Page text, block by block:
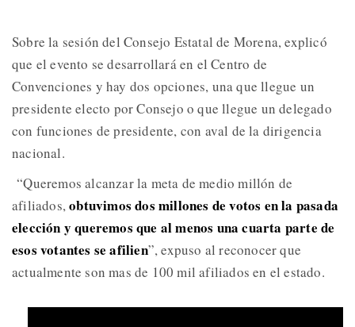
Sobre la sesión del Consejo Estatal de Morena, explicó
que el evento se desarrollará en el Centro de
Convenciones y hay dos opciones, una que llegue un
presidente electo por Consejo o que llegue un delegado
con funciones de presidente, con aval de la dirigencia
nacional.
“Queremos alcanzar la meta de medio millón de
afiliados,obtuvimos dos millones de votos en la pasada
elección y queremos que al menos una cuarta parte de
esos votantes se afilien”, expuso al reconocer que
actualmente son mas de 100 mil afiliados en el estado.